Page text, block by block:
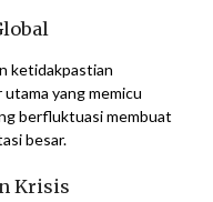
ketidakpastian
yang memicu
berfluktuasi membuat
besar.
Krisis